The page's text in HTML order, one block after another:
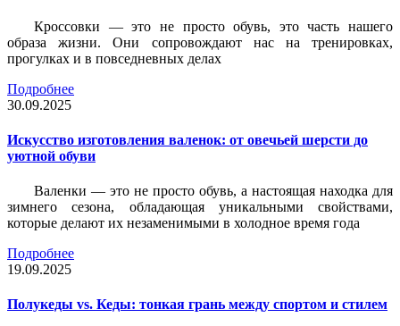
Кроссовки — это не просто обувь, это часть нашего
образа жизни. Они сопровождают нас на тренировках,
прогулках и в повседневных делах
Подробнее
30.09.2025
Искусство изготовления валенок: от овечьей шерсти до
уютной обуви
Валенки — это не просто обувь, а настоящая находка для
зимнего сезона, обладающая уникальными свойствами,
которые делают их незаменимыми в холодное время года
Подробнее
19.09.2025
Полукеды vs. Кеды: тонкая грань между спортом и стилем